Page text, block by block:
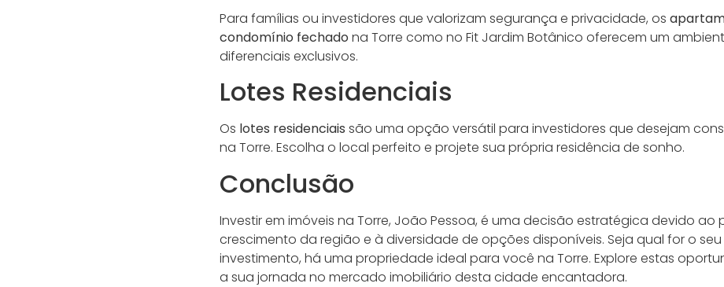
Para famílias ou investidores que valorizam segurança e privacidade, os
condomínio fechado na Torre como no Fit Jardim Botânico oferecem um
diferenciais exclusivos.
Lotes Residenciais
Os lotes residenciais são uma opção versátil para investidores que desejam
na Torre. Escolha o local perfeito e projete sua própria residência de sonho.
Conclusão
Investir em imóveis na Torre, João Pessoa, é uma decisão estratégica devido ao
crescimento da região e à diversidade de opções disponíveis. Seja qual for o
investimento, há uma propriedade ideal para você na Torre. Explore estas
a sua jornada no mercado imobiliário desta cidade encantadora.